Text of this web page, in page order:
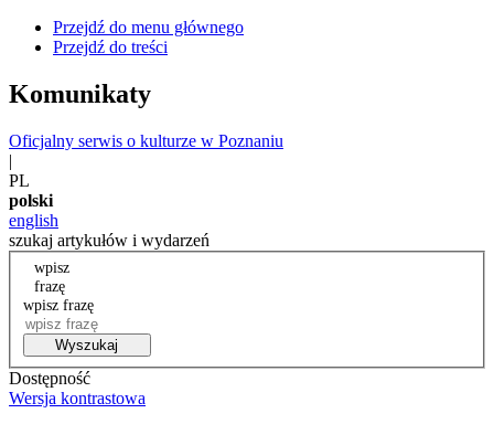
Przejdź do menu głównego
Przejdź do treści
Komunikaty
Oficjalny serwis o kulturze w Poznaniu
|
PL
polski
english
szukaj artykułów i wydarzeń
wpisz
frazę
wpisz frazę
Wyszukaj
Dostępność
Wersja kontrastowa